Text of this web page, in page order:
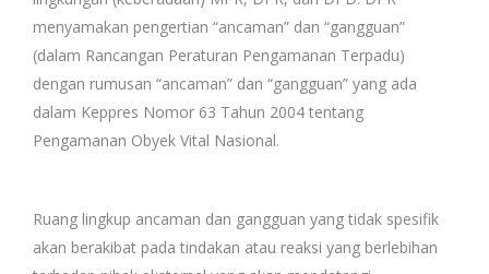
menyamakan pengertian “ancaman” dan “gangguan”
(dalam Rancangan Peraturan Pengamanan Terpadu)
dengan rumusan “ancaman” dan “gangguan” yang ada
dalam Keppres Nomor 63 Tahun 2004 tentang
Pengamanan Obyek Vital Nasional.
Ruang lingkup ancaman dan gangguan yang tidak spesifik
akan berakibat pada tindakan atau reaksi yang berlebihan